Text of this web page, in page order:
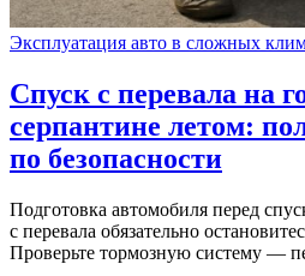
Эксплуатация авто в сложных
Спуск с перевала на
серпантине летом:
по безопасности
Подготовка автомобиля перед
с перевала обязательно
Проверьте тормозную систему —